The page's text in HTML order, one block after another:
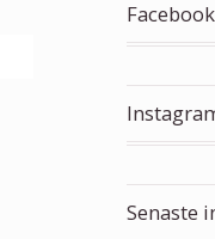
Facebook
Senaste